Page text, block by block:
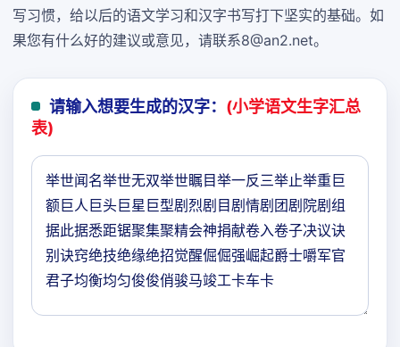
写习惯，给以后的语文学习和汉字书写打下坚实的基础。如
果您有什么好的建议或意见，请联系8@an2.net。
请输入想要生成的汉字： (小学语文生字汇总
表)